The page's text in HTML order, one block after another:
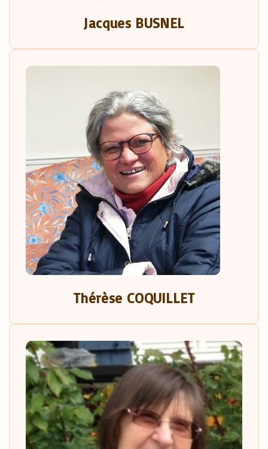
Jacques BUSNEL
Thérèse COQUILLET